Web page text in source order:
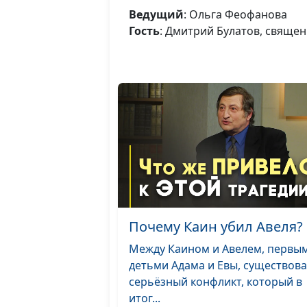
Ведущий: Ольга Феофанова
Гость: Дмитрий Булатов,
Почему Каин убил Авеля?
Между Каином и Авелем,
детьми Адама и Евы,
серьёзный конфликт, который в
итог...